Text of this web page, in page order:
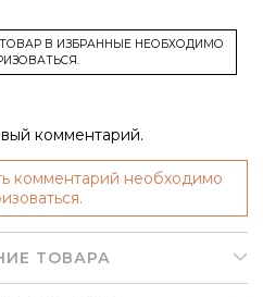
В ИЗБРАННЫЕ НЕОБХОДИМО
комментарий.
комментарий необходимо
ТОВАРА